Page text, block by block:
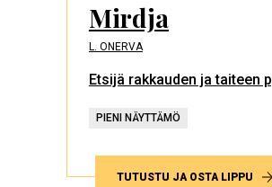
Mirdja
L. ONERVA
Etsijä rakkauden ja taiteen
PIENI NÄYTTÄMÖ
TUTUSTU JA OSTA LIPPU